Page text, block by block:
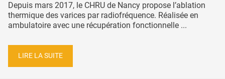
Depuis mars 2017, le CHRU de Nancy propose l’ablation
thermique des varices par radiofréquence. Réalisée en
ambulatoire avec une récupération fonctionnelle ...
LIRE LA SUITE